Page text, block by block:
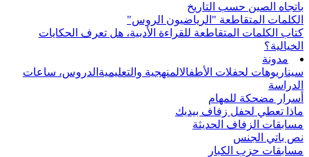
باتجاه الصين حسب التاريخ
الكلمات المتقاطعة "الرياضيون الروس"
كتاب الكلمات المتقاطعة للقراءة الأدبية، هل تعرف الحكايات
الخيالية؟
مدونة
سيناريوهات لحفلات الأطفالالمنهجية والتعليمية الدروس، ساعات
الدراسة
أسرار مضحكة للمهام
ماذا تعطي لحفل زفاف بيديك
مسابقات الزفاف الحديثة
نص باتي الجنس
مسابقات حزب الكبار